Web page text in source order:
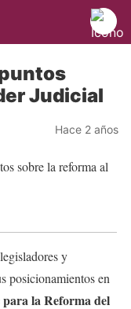
Judicial
Hace 2 años
y
posicionamientos en
para la Reforma del